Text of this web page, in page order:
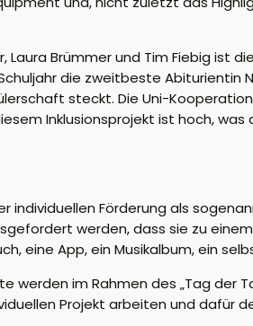
, Laura Brümmerund Tim Fiebig ist d
die zweitbeste Abiturientin
schaft steckt. Die Uni-
Inklusionsprojekt ist hoch, was
individuellen Förderung als
werden, dass sie zu
eine App, ein Musikalbum, ein
werden im Rahmen des „Tag der
Projekt arbeiten und dafür